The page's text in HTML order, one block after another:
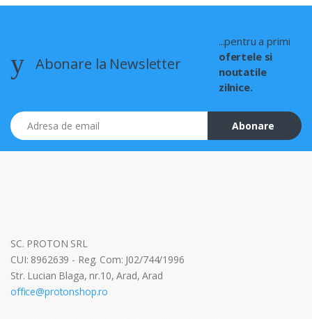
Abonare la Newsletter
...pentru a primi
ofertele si
noutatile
zilnice.
Adresa de email
Abonare
SC. PROTON SRL
CUI: 8962639 - Reg. Com: J02/744/1996
Str. Lucian Blaga, nr.10, Arad, Arad
office@protonshop.ro